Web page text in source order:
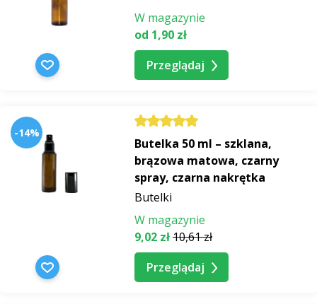
W magazynie
od 1,90 zł
Przeglądaj
-14%
Butelka 50 ml – szklana,
brązowa matowa, czarny
spray, czarna nakrętka
Butelki
W magazynie
9,02 zł10,61 zł
Przeglądaj